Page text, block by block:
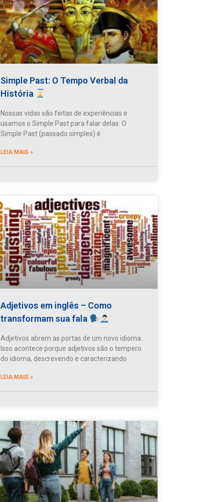
Simple Past: O Tempo Verbal da
História
Nossas vidas são feitas de experiências e
usamos o Simple Past para falar delas. O
Simple Past (passado simples) é
LEIA MAIS »
Adjetivos em inglês – Como
transformam sua fala
Adjetivos abrem as portas de um novo idioma.
Isso acontece porque adjetivos são o tempero
do idioma, descrevendo e caracterizando
LEIA MAIS »